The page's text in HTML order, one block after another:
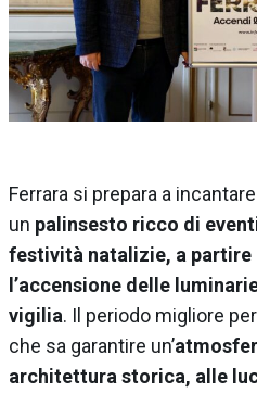
Ferrara si prepara a
un palinsesto ricco di
festività natalizie, a partire
l’accensione delle
vigilia. Il periodo migliore
che sa garantire un’
architettura storica, alle